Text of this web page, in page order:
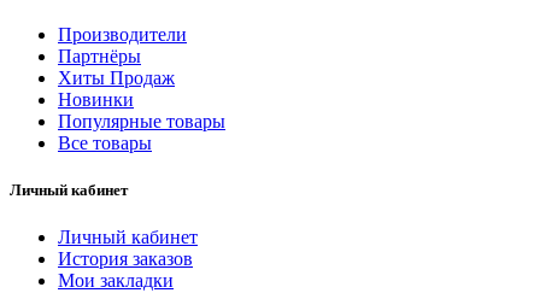
Производители
Партнёры
Хиты Продаж
Новинки
Популярные товары
Все товары
Личный кабинет
Личный кабинет
История заказов
Мои закладки